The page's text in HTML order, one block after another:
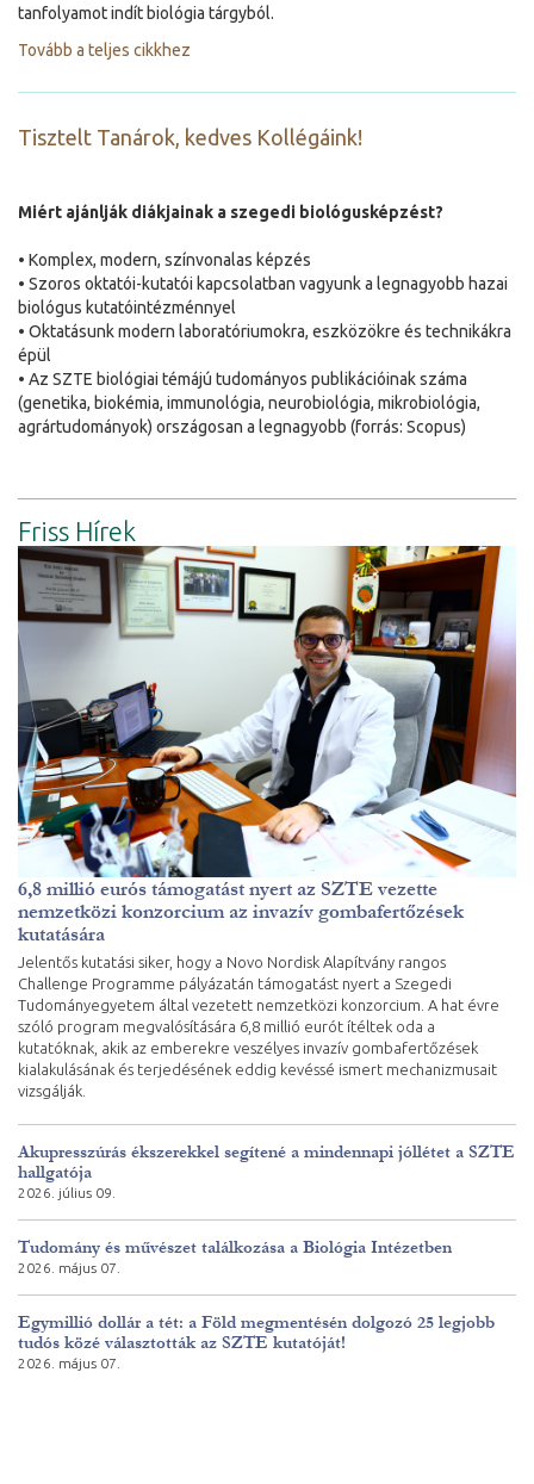
tanfolyamot indít biológia tárgyból.
Tovább a teljes cikkhez
Tisztelt Tanárok, kedves Kollégáink!
Miért ajánlják diákjainak a szegedi biológusképzést?
• Komplex, modern, színvonalas képzés
• Szoros oktatói-kutatói kapcsolatban vagyunk a legnagyobb hazai
biológus kutatóintézménnyel
• Oktatásunk modern laboratóriumokra, eszközökre és technikákra
épül
• Az SZTE biológiai témájú tudományos publikációinak száma
(genetika, biokémia, immunológia, neurobiológia, mikrobiológia,
agrártudományok) országosan a legnagyobb (forrás: Scopus)
Friss Hírek
6,8 millió eurós támogatást nyert az SZTE vezette
nemzetközi konzorcium az invazív gombafertőzések
kutatására
Jelentős kutatási siker, hogy a Novo Nordisk Alapítvány rangos
Challenge Programme pályázatán támogatást nyert a Szegedi
Tudományegyetem által vezetett nemzetközi konzorcium. A hat évre
szóló program megvalósítására 6,8 millió eurót ítéltek oda a
kutatóknak, akik az emberekre veszélyes invazív gombafertőzések
kialakulásának és terjedésének eddig kevéssé ismert mechanizmusait
vizsgálják.
Akupresszúrás ékszerekkel segítené a mindennapi jóllétet a SZTE
hallgatója
2026. július 09.
Tudomány és művészet találkozása a Biológia Intézetben
2026. május 07.
Egymillió dollár a tét: a Föld megmentésén dolgozó 25 legjobb
tudós közé választották az SZTE kutatóját!
2026. május 07.